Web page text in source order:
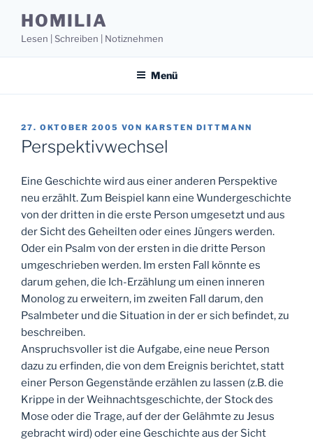
Inhalt
springen
HOMILIA
Lesen | Schreiben | Notiznehmen
Menü
VERÖFFENTLICHT
AM
27. OKTOBER 2005 VON KARSTEN DITTMANN
Perspektivwechsel
Eine Geschichte wird aus einer anderen Perspektive
neu erzählt. Zum Beispiel kann eine Wundergeschichte
von der dritten in die erste Person umgesetzt und aus
der Sicht des Geheilten oder eines Jüngers werden.
Oder ein Psalm von der ersten in die dritte Person
umgeschrieben werden. Im ersten Fall könnte es
darum gehen, die Ich-Erzählung um einen inneren
Monolog zu erweitern, im zweiten Fall darum, den
Psalmbeter und die Situation in der er sich befindet, zu
beschreiben.
Anspruchsvoller ist die Aufgabe, eine neue Person
dazu zu erfinden, die von dem Ereignis berichtet, statt
einer Person Gegenstände erzählen zu lassen (z.B. die
Krippe in der Weihnachtsgeschichte, der Stock des
Mose oder die Trage, auf der der Gelähmte zu Jesus
gebracht wird) oder eine Geschichte aus der Sicht